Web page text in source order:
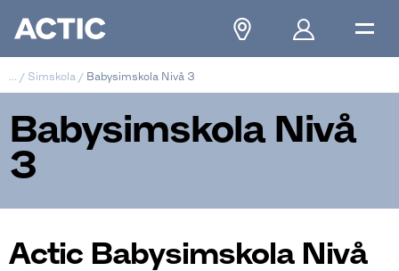
/ Simskola / Babysimskola Nivå 3
Babysimskola Nivå
3
Actic Babysimskola Nivå